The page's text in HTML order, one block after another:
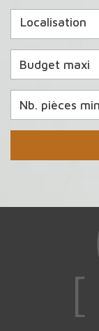
Localisation